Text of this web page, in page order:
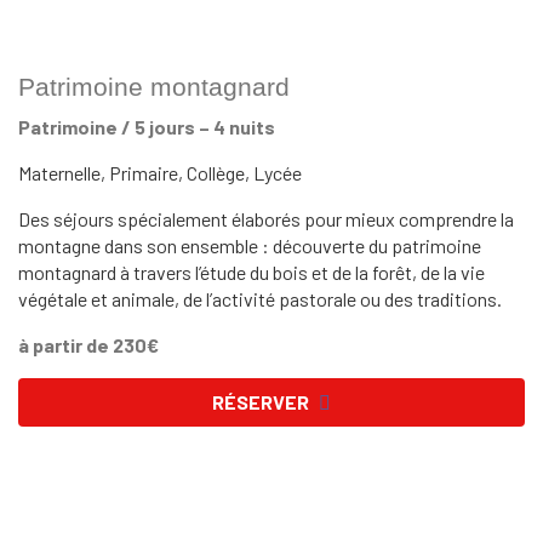
Patrimoine montagnard
Patrimoine / 5 jours – 4 nuits
Maternelle, Primaire, Collège, Lycée
Des séjours spécialement élaborés pour mieux comprendre la
montagne dans son ensemble : découverte du patrimoine
montagnard à travers l’étude du bois et de la forêt, de la vie
végétale et animale, de l’activité pastorale ou des traditions.
à partir de 230€
RÉSERVER